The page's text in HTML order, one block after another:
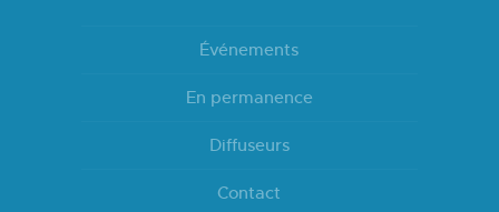
Événements
En permanence
Diffuseurs
Contact